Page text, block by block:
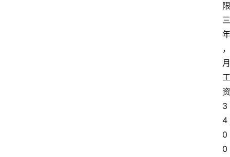
限
三
年
，
月
工
资
3
4
0
0